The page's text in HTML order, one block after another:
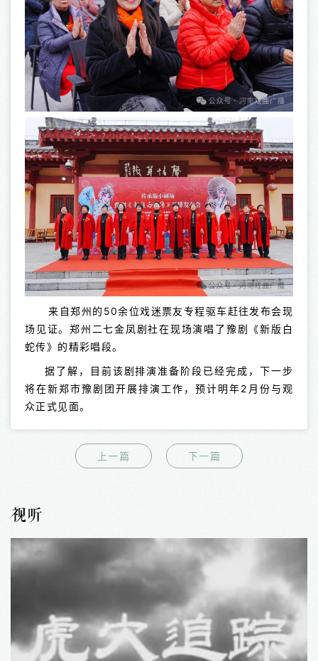
来自郑州的50余位戏迷票友专程驱车赶往发布会现
场见证。郑州二七金凤剧社在现场演唱了豫剧《新版白
蛇传》的精彩唱段。
据了解，目前该剧排演准备阶段已经完成，下一步
将在新郑市豫剧团开展排演工作，预计明年2月份与观
众正式见面。
上一篇 下一篇
视听